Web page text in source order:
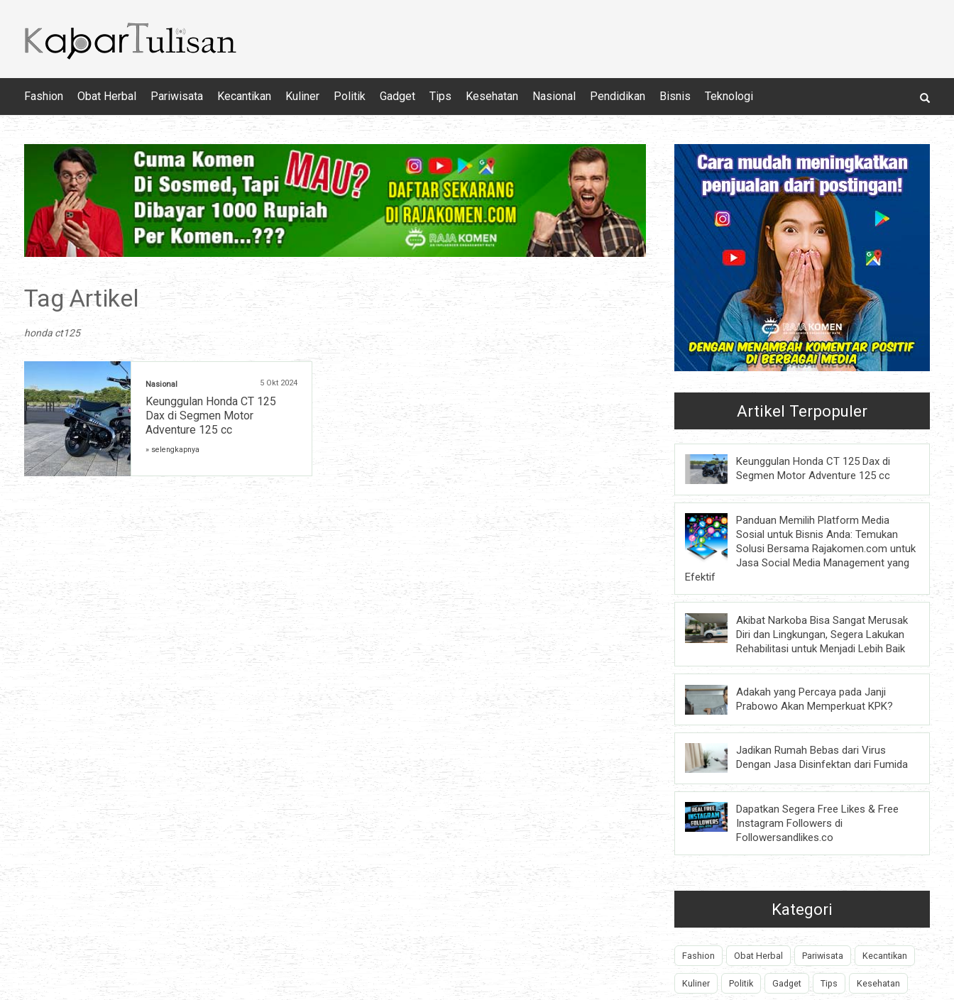
Fashion Obat Herbal Pariwisata Kecantikan Kuliner Politik Gadget Tips Kesehatan Nasional Pendidikan Bisnis Teknologi
Tag Artikel
honda ct125
Nasional 5 Okt 2024
Keunggulan Honda CT 125
Dax di Segmen Motor
Adventure 125 cc
» selengkapnya
Artikel Terpopuler
Keunggulan Honda CT 125 Dax di
Segmen Motor Adventure 125 cc
Panduan Memilih Platform Media
Sosial untuk Bisnis Anda: Temukan
Solusi Bersama Rajakomen.com untuk
Jasa Social Media Management yang
Efektif
Akibat Narkoba Bisa Sangat Merusak
Diri dan Lingkungan, Segera Lakukan
Rehabilitasi untuk Menjadi Lebih Baik
Adakah yang Percaya pada Janji
Prabowo Akan Memperkuat KPK?
Jadikan Rumah Bebas dari Virus
Dengan Jasa Disinfektan dari Fumida
Dapatkan Segera Free Likes & Free
Instagram Followers di
Followersandlikes.co
Kategori
Fashion Obat Herbal Pariwisata Kecantikan
Kuliner Politik Gadget Tips Kesehatan